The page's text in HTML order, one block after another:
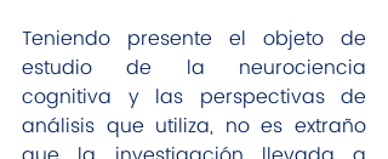
Teniendo presente el objeto de
estudio de la neurociencia
cognitiva y las perspectivas de
análisis que utiliza, no es extraño